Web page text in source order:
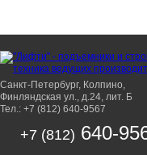
Санкт-Петербург, Колпино,
Финляндская ул., д.24, лит. Б
Тел.: +7 (812) 640-9567
+7 (812) 640-